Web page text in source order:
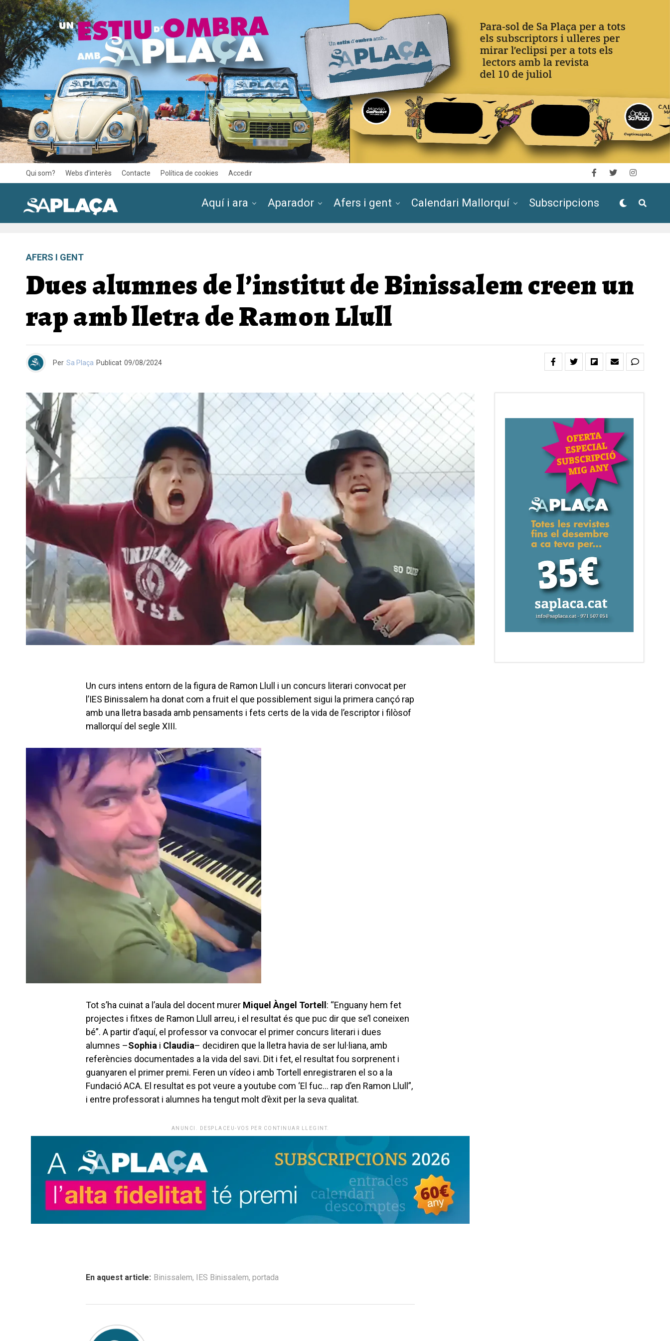
Qui som? Webs d’interès Contacte Política de cookies Accedir
Aquí i ara Aparador Afers i gent Calendari Mallorquí Subscripcions
AFERS I GENT
Dues alumnes de l’institut de Binissalem creen un
rap amb lletra de Ramon Llull
Per Sa Plaça Publicat 09/08/2024
Un curs intens entorn de la figura de Ramon Llull i un concurs literari convocat per
l’IES Binissalem ha donat com a fruit el que possiblement sigui la primera cançó rap
amb una lletra basada amb pensaments i fets certs de la vida de l’escriptor i filòsof
mallorquí del segle XIII.
Tot s’ha cuinat a l’aula del docent murer Miquel Àngel Tortell: “Enguany hem fet
projectes i fitxes de Ramon Llull arreu, i el resultat és que puc dir que se’l coneixen
bé”. A partir d’aquí, el professor va convocar el primer concurs literari i dues
alumnes –Sophia i Claudia– decidiren que la lletra havia de ser lul·liana, amb
referències documentades a la vida del savi. Dit i fet, el resultat fou sorprenent i
guanyaren el primer premi. Feren un vídeo i amb Tortell enregistraren el so a la
Fundació ACA. El resultat es pot veure a youtube com ‘El fuc… rap d’en Ramon Llull”,
i entre professorat i alumnes ha tengut molt d’èxit per la seva qualitat.
ANUNCI. DESPLACEU-VOS PER CONTINUAR LLEGINT.
En aquest article: Binissalem, IES Binissalem, portada